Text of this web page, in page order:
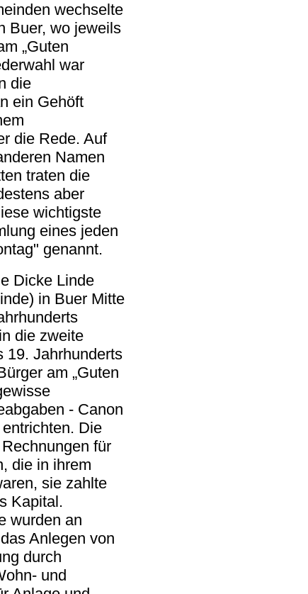
wechselte
Buer, wo jeweils
„Guten
war
die
ein Gehöft
die Rede. Auf
Namen
traten die
aber
wichtigste
eines jeden
genannt.
Dicke Linde
in Buer Mitte
die zweite
19. Jahrhunderts
am „Guten
- Canon
Die
für
die in ihrem
sie zahlte
Kapital.
wurden an
Anlegen von
durch
und